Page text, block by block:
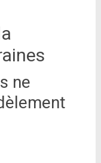
ne